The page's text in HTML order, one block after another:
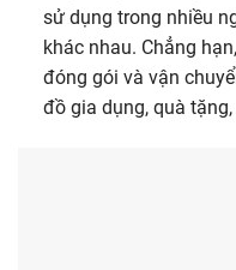
sử dụng trong nhiều
khác nhau. Chẳng
đóng gói và vận
đồ gia dụng, quà